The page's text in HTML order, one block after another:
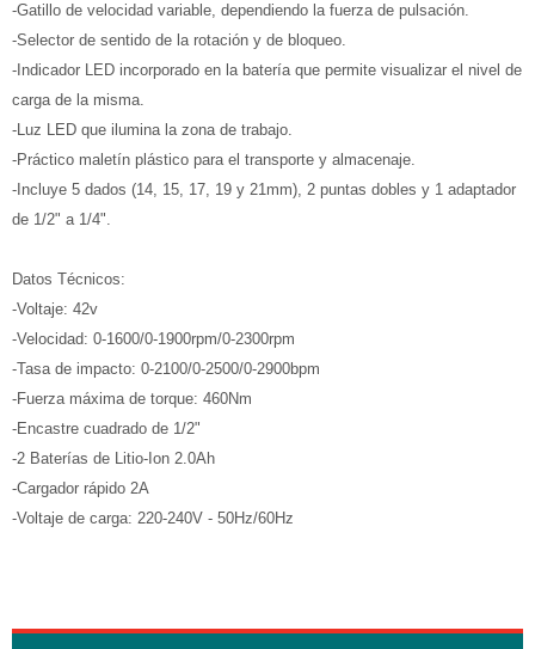
-Gatillo de velocidad variable, dependiendo la fuerza de pulsación.
-Selector de sentido de la rotación y de bloqueo.
-Indicador LED incorporado en la batería que permite visualizar el nivel de
carga de la misma.
-Luz LED que ilumina la zona de trabajo.
-Práctico maletín plástico para el transporte y almacenaje.
-Incluye 5 dados (14, 15, 17, 19 y 21mm), 2 puntas dobles y 1 adaptador
de 1/2" a 1/4".
Datos Técnicos:
-Voltaje: 42v
-Velocidad: 0-1600/0-1900rpm/0-2300rpm
-Tasa de impacto: 0-2100/0-2500/0-2900bpm
-Fuerza máxima de torque: 460Nm
-Encastre cuadrado de 1/2"
-2 Baterías de Litio-Ion 2.0Ah
-Cargador rápido 2A
-Voltaje de carga: 220-240V - 50Hz/60Hz